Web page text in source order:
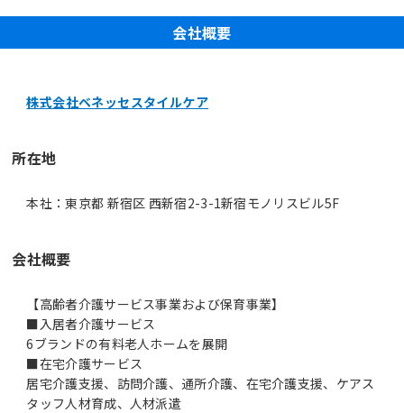
会社概要
株式会社ベネッセスタイルケア
所在地
本社：東京都 新宿区 西新宿2-3-1新宿モノリスビル5F
会社概要
【高齢者介護サービス事業および保育事業】
■入居者介護サービス
6ブランドの有料老人ホームを展開
■在宅介護サービス
居宅介護支援、訪問介護、通所介護、在宅介護支援、ケアス
タッフ人材育成、人材派遣